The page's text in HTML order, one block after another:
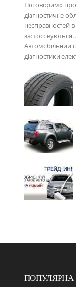
Поговоримо про
діагностичне
несправностей в
Автомобільний
діагностики
ПОПУЛЯРНА